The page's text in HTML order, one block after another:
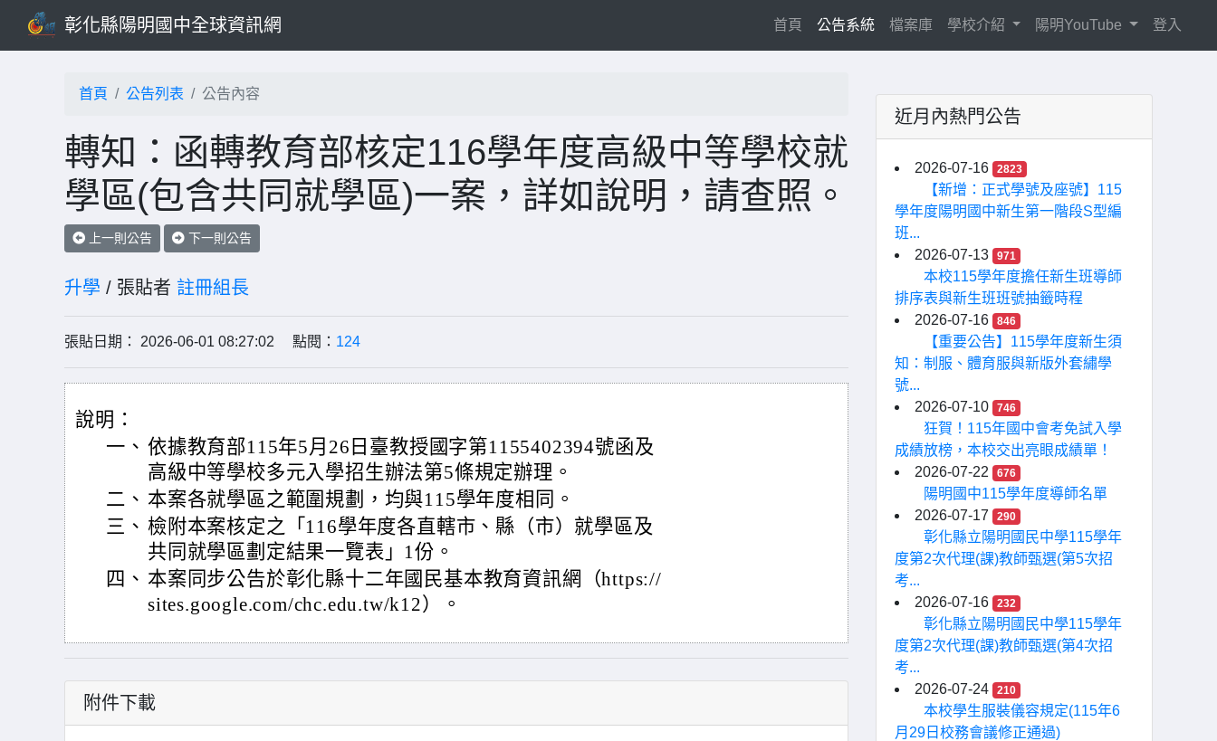
彰化縣陽明國中全球資訊網 首頁(current)
公告系統 檔案庫 學校介紹 陽明YouTube 登入
首頁 公告列表 公告內容
轉知：函轉教育部核定116學年度高級中等學校就
學區(包含共同就學區)一案，詳如說明，請查照。
上一則公告 下一則公告
升學 / 張貼者 註冊組長
張貼日期： 2026-06-01 08:27:02 點閱： 124
說明：
一、 依據教育部115年5月26日臺教授國字第1155402394號函及
高級中等學校多元入學招生辦法第5條規定辦理。
二、 本案各就學區之範圍規劃，均與115學年度相同。
三、 檢附本案核定之「116學年度各直轄市、縣（市）就學區及
共同就學區劃定結果一覽表」1份。
四、 本案同步公告於彰化縣十二年國民基本教育資訊網（https://
sites.google.com/chc.edu.tw/k12）。
附件下載
近月內熱門公告
2026-07-16 2823
【新增：正式學號及座號】115
學年度陽明國中新生第一階段S型編
班...
2026-07-13
971
本校115學年度擔任新生班導師
排序表與新生班班號抽籤時程
2026-07-16
846
【重要公告】115學年度新生須
知：制服、體育服與新版外套繡學
號...
2026-07-10
746
狂賀！115年國中會考免試入學
成績放榜，本校交出亮眼成績單！
2026-07-22
676
陽明國中115學年度導師名單
2026-07-17
290
彰化縣立陽明國民中學115學年
度第2次代理(課)教師甄選(第5次招
考...
2026-07-16
232
彰化縣立陽明國民中學115學年
度第2次代理(課)教師甄選(第4次招
考...
2026-07-24
210
本校學生服裝儀容規定(115年6
月29日校務會議修正通過)